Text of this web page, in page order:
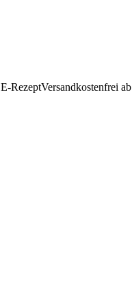
RezeptVersandkostenfrei